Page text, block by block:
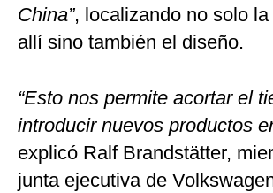
China”, localizando no solo
allí sino también el diseño.
“Esto nos permite acortar el
introducir nuevos productos
explicó Ralf Brandstätter,
junta ejecutiva de